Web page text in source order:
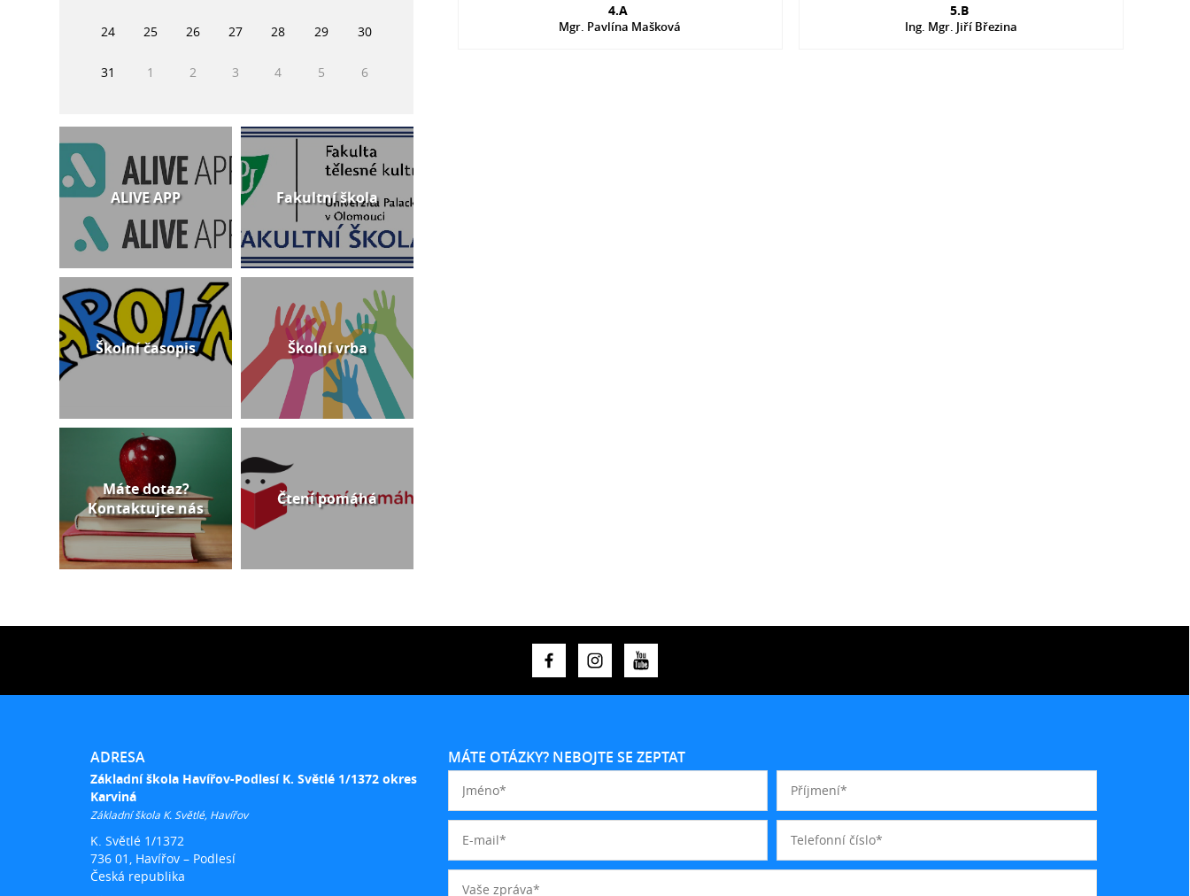
4.A
Mgr. Pavlína Mašková
5.B
Ing. Mgr. Jiří Březina
24 25 26 27 28 29 30
31 1 2 3 4 5 6
ALIVE APP Fakultní škola
Školní časopis Školní vrba
Máte dotaz?
Kontaktujte nás
Čtení pomáhá
ADRESA
Základní škola Havířov-Podlesí K. Světlé 1/1372 okres
Karviná
Základní škola K. Světlé, Havířov
K. Světlé 1/1372
736 01, Havířov – Podlesí
Česká republika
MÁTE OTÁZKY? NEBOJTE SE ZEPTAT